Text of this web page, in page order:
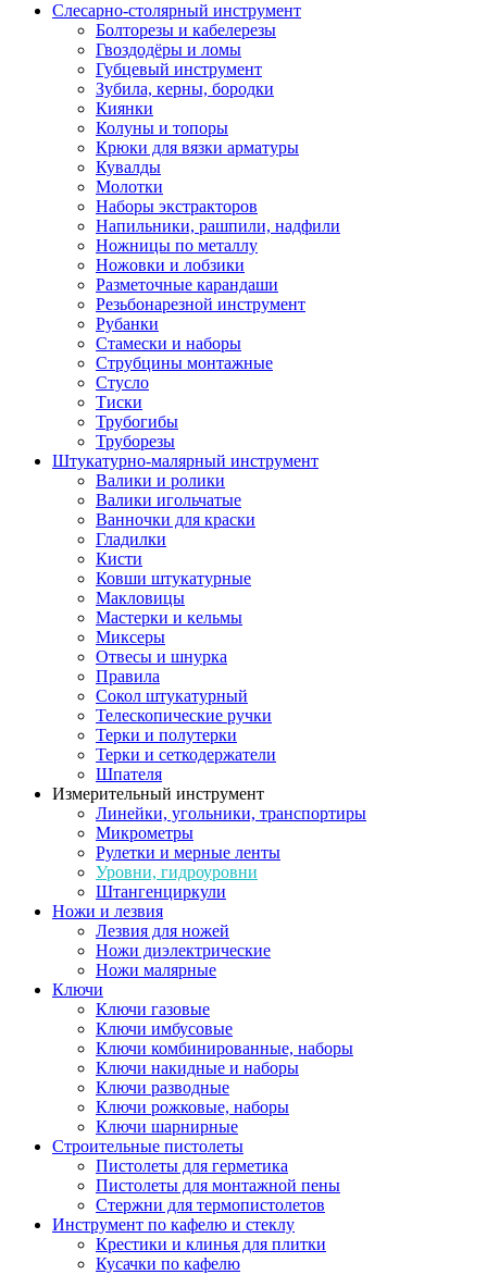
Слесарно-столярный инструмент
Болторезы и кабелерезы
Гвоздодёры и ломы
Губцевый инструмент
Зубила, керны, бородки
Киянки
Колуны и топоры
Крюки для вязки арматуры
Кувалды
Молотки
Наборы экстракторов
Напильники, рашпили, надфили
Ножницы по металлу
Ножовки и лобзики
Разметочные карандаши
Резьбонарезной инструмент
Рубанки
Стамески и наборы
Струбцины монтажные
Стусло
Тиски
Трубогибы
Труборезы
Штукатурно-малярный инструмент
Валики и ролики
Валики игольчатые
Ванночки для краски
Гладилки
Кисти
Ковши штукатурные
Макловицы
Мастерки и кельмы
Миксеры
Отвесы и шнурка
Правила
Сокол штукатурный
Телескопические ручки
Терки и полутерки
Терки и сеткодержатели
Шпателя
Измерительный инструмент
Линейки, угольники, транспортиры
Микрометры
Рулетки и мерные ленты
Уровни, гидроуровни
Штангенциркули
Ножи и лезвия
Лезвия для ножей
Ножи диэлектрические
Ножи малярные
Ключи
Ключи газовые
Ключи имбусовые
Ключи комбинированные, наборы
Ключи накидные и наборы
Ключи разводные
Ключи рожковые, наборы
Ключи шарнирные
Строительные пистолеты
Пистолеты для герметика
Пистолеты для монтажной пены
Стержни для термопистолетов
Инструмент по кафелю и стеклу
Крестики и клинья для плитки
Кусачки по кафелю